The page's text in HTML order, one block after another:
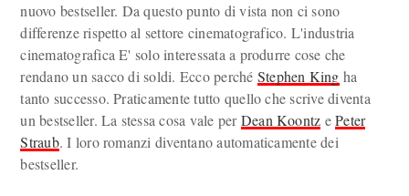
nuovo bestseller. Da questo punto di vista non ci sono
differenze rispetto al settore cinematografico. L'industria
cinematografica E' solo interessata a produrre cose che
rendano un sacco di soldi. Ecco perché Stephen King ha
tanto successo. Praticamente tutto quello che scrive diventa
un bestseller. La stessa cosa vale perDean Koontz ePeter
Straub. I loro romanzi diventano automaticamente dei
bestseller.